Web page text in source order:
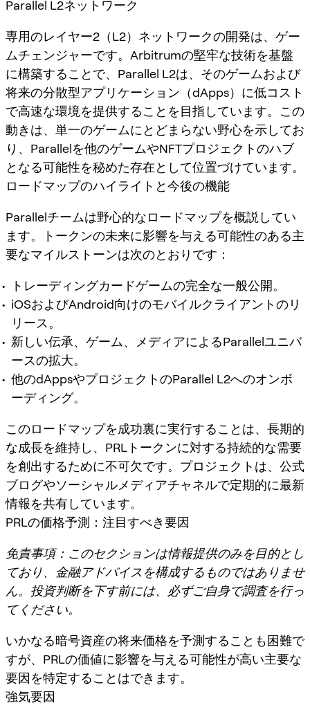
Parallel L2ネットワーク
専用のレイヤー2（L2）ネットワークの開発は、ゲー
ムチェンジャーです。Arbitrumの堅牢な技術を基盤
に構築することで、Parallel L2は、そのゲームおよび
将来の分散型アプリケーション（dApps）に低コスト
で高速な環境を提供することを目指しています。この
動きは、単一のゲームにとどまらない野心を示してお
り、Parallelを他のゲームやNFTプロジェクトのハブ
となる可能性を秘めた存在として位置づけています。
ロードマップのハイライトと今後の機能
Parallelチームは野心的なロードマップを概説してい
ます。
トークンの未来に影響を与える可能性のある主
要なマイルストーンは次のとおりです：
トレーディングカードゲームの完全な一般公開。
iOSおよびAndroid向けのモバイルクライアントのリ
リース。
新しい伝承、ゲーム、メディアによるParallelユニバ
ースの拡大。
他のdAppsやプロジェクトのParallel L2へのオンボ
ーディング。
このロードマップを成功裏に実行することは、長期的
な成長を維持し、PRLトークンに対する持続的な需要
を創出するために不可欠です。プロジェクトは、公式
ブログやソーシャルメディアチャネルで定期的に最新
情報を共有しています。
PRLの価格予測：注目すべき要因
免責事項：このセクションは情報提供のみを目的とし
ており、金融アドバイスを構成するものではありませ
ん。投資判断を下す前には、必ずご自身で調査を行っ
てください。
いかなる暗号資産の将来価格を予測することも困難で
すが、PRLの価値に影響を与える可能性が高い主要な
要因を特定することはできます。
強気要因